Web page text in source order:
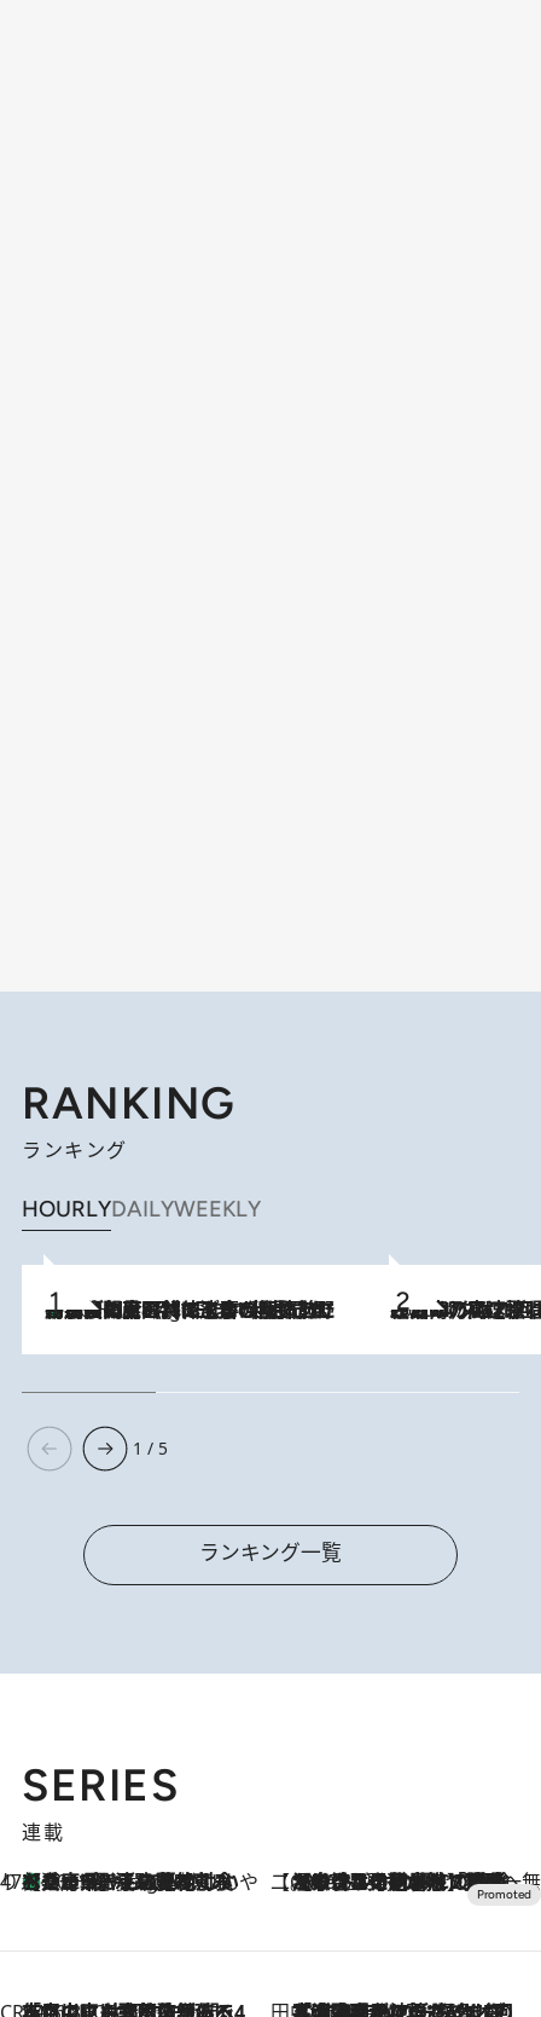
RANKING
ランキング
HOURLYDAILYWEEKLY
10 Hours Ago
「最後に見られてよかった」上野動物園の東園パンダ舎が解体前に特別公開。8月16日まで延長されたパネル展と共に辿る“半世紀”のパンダ飼育《解体工事の図面あり》 2026.8.7
「湘南乃風に憧れて」観客大盛上がりの“タオル回し”に、ラッパー顔負けの高速歌唱まで…さだまさし（74）のアグレッシブすぎる現在地
1 / 5
ランキング一覧
SERIES
連載
47都道府県の手みやげ ひんやりスイーツで夏を満喫
10 Hours Ago
【兵庫県】この夏絶対食べたい 冷やしておいしいおやつ3選 淡路島の恵みをジェラートに集約 【CREA×星野リゾート】唯一無二。癒しと発見が待つ場所へ
2026.8.7
【トンボの足水浴】ヒノキの香りに包まれて涼感マックス！約13℃の湧水かけ流しを避暑地「星野温泉 トンボの湯」で体験